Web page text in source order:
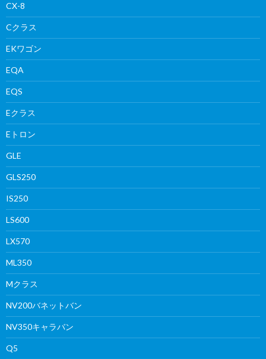
CX-8
Cクラス
EKワゴン
EQA
EQS
Eクラス
Eトロン
GLE
GLS250
IS250
LS600
LX570
ML350
Mクラス
NV200バネットバン
NV350キャラバン
Q5